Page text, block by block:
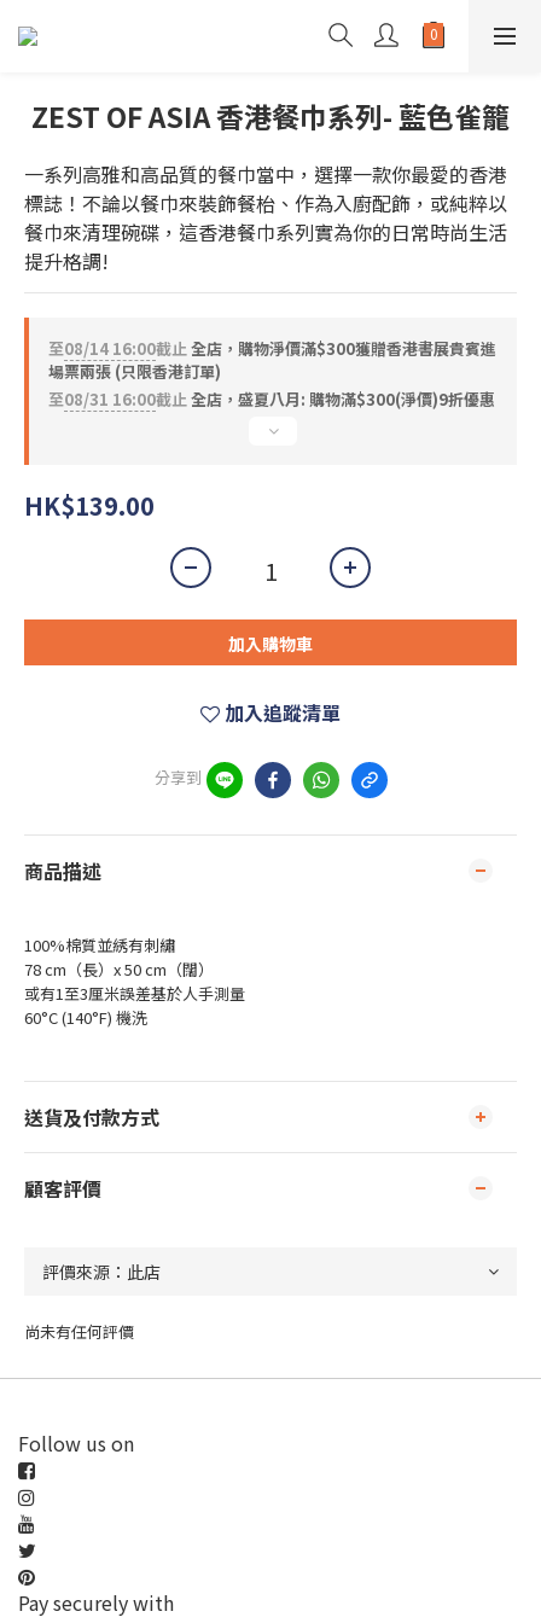
ZEST OF ASIA 香港餐巾系列- 藍色雀籠
一系列高雅和高品質的餐巾當中，選擇一款你最愛的香港
標誌！不論以餐巾來裝飾餐枱、作為入廚配飾，或純粹以
餐巾來清理碗碟，這香港餐巾系列實為你的日常時尚生活
提升格調!
至08/14 16:00截止全店，購物淨價滿$300獲贈香港書展貴賓進
場票兩張 (只限香港訂單)
至08/31 16:00截止全店，盛夏八月: 購物滿$300(淨價)9折優惠
HK$139.00
加入購物車
加入追蹤清單
分享到
商品描述
100%棉質並綉有刺繡
78 cm（長）x 50 cm（闊）
或有1至3厘米誤差基於人手測量
60°C (140°F) 機洗
送貨及付款方式
顧客評價
尚未有任何評價
Follow us on
Pay securely with